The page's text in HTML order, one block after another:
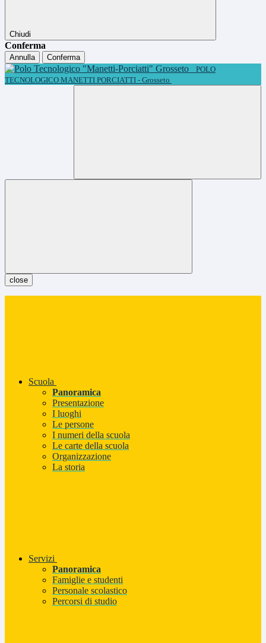
Chiudi
Conferma
Annulla
Conferma
POLO
TECNOLOGICO MANETTI PORCIATTI - Grosseto
close
Scuola
Panoramica
Presentazione
I luoghi
Le persone
I numeri della scuola
Le carte della scuola
Organizzazione
La storia
Servizi
Panoramica
Famiglie e studenti
Personale scolastico
Percorsi di studio